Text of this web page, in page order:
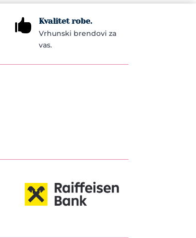
 Kvalitet robe.
Vrhunski brendovi za
vas.